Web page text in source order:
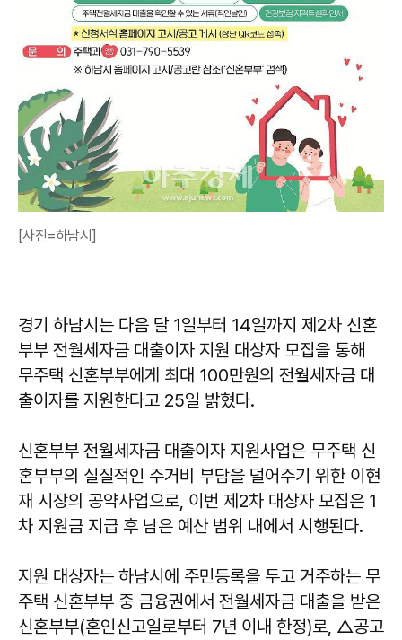
[사진=하남시]
경기 하남시는 다음 달 1일부터 14일까지 제2차 신혼
부부 전월세자금 대출이자 지원 대상자 모집을 통해
무주택 신혼부부에게 최대 100만원의 전월세자금 대
출이자를 지원한다고 25일 밝혔다.
신혼부부 전월세자금 대출이자 지원사업은 무주택 신
혼부부의 실질적인 주거비 부담을 덜어주기 위한 이현
재 시장의 공약사업으로, 이번 제2차 대상자 모집은 1
차 지원금 지급 후 남은 예산 범위 내에서 시행된다.
지원 대상자는 하남시에 주민등록을 두고 거주하는 무
주택 신혼부부 중 금융권에서 전월세자금 대출을 받은
신혼부부(혼인신고일로부터 7년 이내 한정)로, △공고